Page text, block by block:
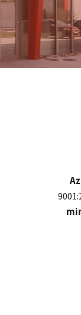
REFERENCIÁK
TANÚSÍTVÁNYOK
ÚJDONSÁGOK